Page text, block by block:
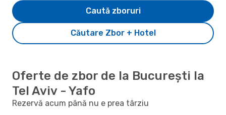
Căutare Zbor + Hotel
Caută zboruri
Oferte de zbor de la București la
Tel Aviv - Yafo
Rezervă acum până nu e prea târziu